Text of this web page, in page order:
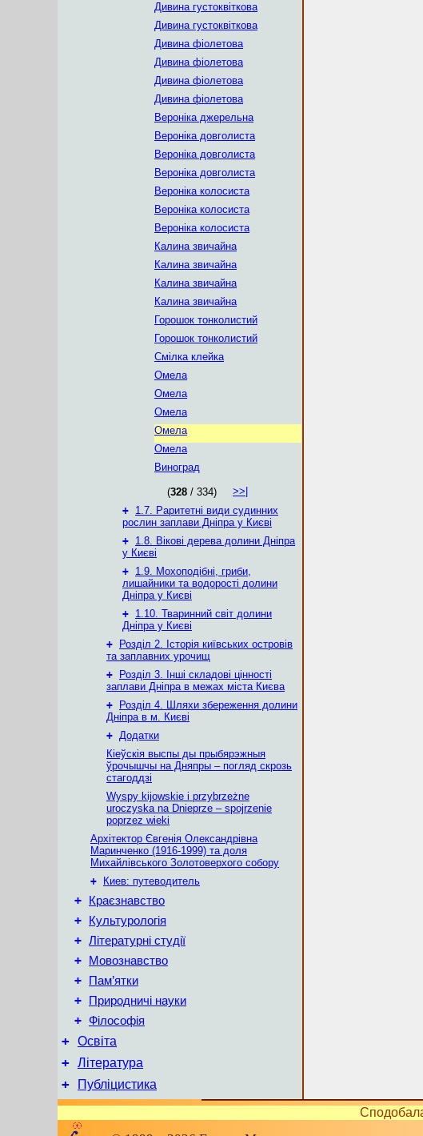
Дивина густоквіткова
Дивина густоквіткова
Дивина фіолетова
Дивина фіолетова
Дивина фіолетова
Дивина фіолетова
Вероніка джерельна
Вероніка довголиста
Вероніка довголиста
Вероніка довголиста
Вероніка колосиста
Вероніка колосиста
Вероніка колосиста
Калина звичайна
Калина звичайна
Калина звичайна
Калина звичайна
Горошок тонколистий
Горошок тонколистий
Смілка клейка
Омела
Омела
Омела
Омела
Омела
Виноград
(328 / 334)
>>|
+ 1.7. Раритетні види судинних
рослин заплави Дніпра у Києві
+ 1.8. Вікові дерева долини Дніпра
у Києві
+ 1.9. Мохоподібні, гриби,
лишайники та водорості долини
Дніпра у Києві
+ 1.10. Тваринний світ долини
Дніпра у Києві
+
Розділ 2. Історія київських островів
та заплавних урочищ
+
Розділ 3. Інші складові цінності
заплави Дніпра в межах міста Києва
+
Розділ 4. Шляхи збереження долини
Дніпра в м. Києві
+ Додатки
Кіеўскія выспы ды прыбярэжныя
ўрочышчы на Дняпры – погляд скрозь
стагоддзі
Wyspy kijowskie i przybrzeżne
uroczyska na Dnieprze – spojrzenie
poprzez wieki
Архітектор Євгенія Олександрівна
Маринченко (1916-1999) та доля
Михайлівського Золотоверхого собору
+
Киев: путеводитель
+ Краєзнавство
+ Культурологія
+ Літературні студії
+ Мовознавство
+ Пам’ятки
+ Природничі науки
+ Філософія
+ Освіта
+ Література
+ Публіцистика